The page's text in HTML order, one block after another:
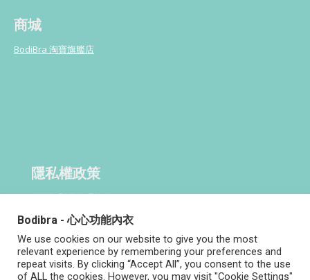
商城
BodiBra 淘寶旗艦店
隱私權政策
使用規則及管理條款
Bodibra - 心心功能內衣
We use cookies on our website to give you the most
relevant experience by remembering your preferences and
repeat visits. By clicking “Accept All”, you consent to the use
of ALL the cookies. However, you may visit "Cookie Settings"